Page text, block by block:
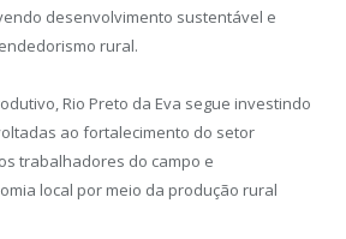
desenvolvimento sustentável e
rural.
Rio Preto da Eva segue investindo
ao fortalecimento do setor
trabalhadores do campo e
local por meio da produção rural